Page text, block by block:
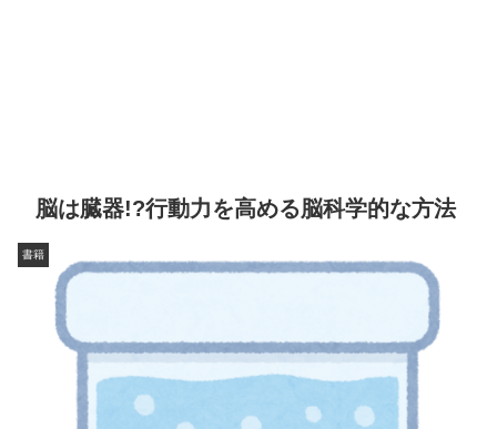
脳は臓器!?行動力を高める脳科学的な方法
書籍